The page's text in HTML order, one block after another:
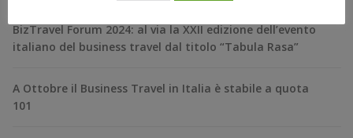
BizTravel Forum 2024: al via la XXII edizione dell’evento
italiano del business travel dal titolo “Tabula Rasa”
A Ottobre il Business Travel in Italia è stabile a quota
101